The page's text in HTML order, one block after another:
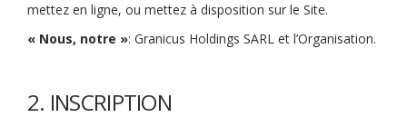
mettez en ligne, ou mettez à disposition sur le Site.
« Nous, notre »: Granicus Holdings SARL et l’Organisation.
2. INSCRIPTION